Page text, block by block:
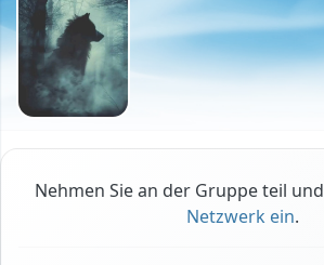
Nehmen Sie an der Gruppe teil und
Netzwerk ein.